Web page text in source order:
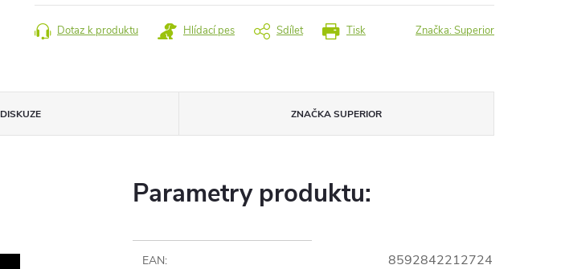
cena:
Tisk
Dotaz k produktu Hlídací pes Sdílet Značka:Superior
DISKUZE ZNAČKASUPERIOR
Parametry produktu:
EAN: 8592842212724